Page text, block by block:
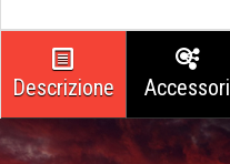
Descrizione Accessori